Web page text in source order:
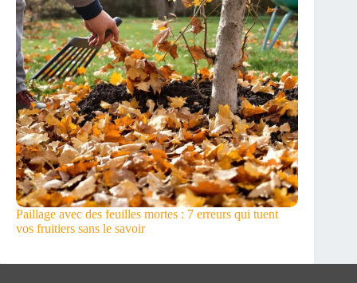
Paillage avec des feuilles mortes : 7 erreurs qui tuent
vos fruitiers sans le savoir